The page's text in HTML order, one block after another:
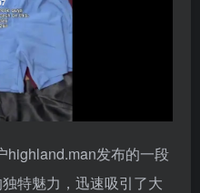
highland.man发布的一段
特魅力，迅速吸引了大